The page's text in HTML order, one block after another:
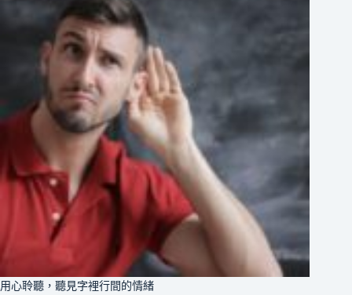
用心聆聽，聽見字裡行間的情緒